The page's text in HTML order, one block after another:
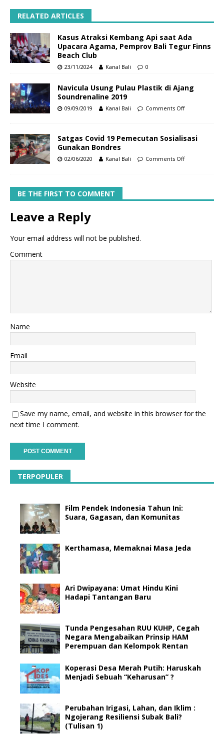
RELATED ARTICLES
Kasus Atraksi Kembang Api saat Ada
Upacara Agama, Pemprov Bali Tegur Finns
Beach Club
23/11/2024 Kanal Bali 0
Navicula Usung Pulau Plastik di Ajang
Soundrenaline 2019
09/09/2019 Kanal Bali Comments Off
Satgas Covid 19 Pemecutan Sosialisasi
Gunakan Bondres
02/06/2020 Kanal Bali Comments Off
BE THE FIRST TO COMMENT
Leave a Reply
Your email address will not be published.
Comment
Name
Email
Website
Save my name, email, and website in this browser for the
next time I comment.
TERPOPULER
Film Pendek Indonesia Tahun Ini:
Suara, Gagasan, dan Komunitas
Kerthamasa, Memaknai Masa Jeda
Ari Dwipayana: Umat Hindu Kini
Hadapi Tantangan Baru
Tunda Pengesahan RUU KUHP, Cegah
Negara Mengabaikan Prinsip HAM
Perempuan dan Kelompok Rentan
Koperasi Desa Merah Putih: Haruskah
Menjadi Sebuah “Keharusan” ?
Perubahan Irigasi, Lahan, dan Iklim :
Ngojerang Resiliensi Subak Bali?
(Tulisan 1)